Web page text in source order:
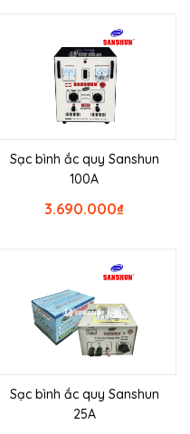
Sạc bình ắc quy Sanshun
100A
₫
3.690.000
Sạc bình ắc quy Sanshun
25A